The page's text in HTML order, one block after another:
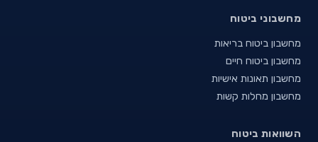
מחשבוני ביטוח
מחשבון ביטוח בריאות
מחשבון ביטוח חיים
מחשבון תאונות אישיות
מחשבון מחלות קשות
השוואות ביטוח